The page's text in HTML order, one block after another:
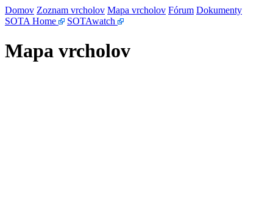
Domov Zoznam vrcholov Mapa vrcholov Fórum Dokumenty
SOTA Home
SOTAwatch
Mapa vrcholov